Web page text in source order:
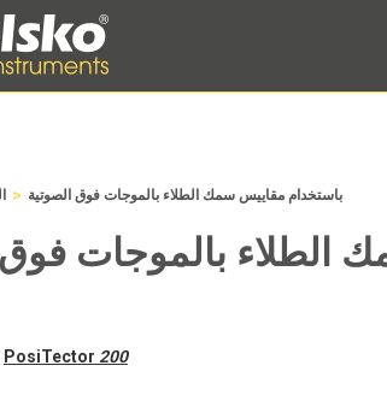
> باستخدام مقاييس سمك الطلاء بالموجات فوق الصوتية
الطلاء بالموجات فوق
PosiTector 200